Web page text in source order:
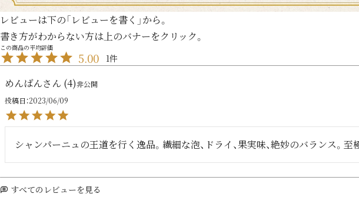
レビューは下の「レビューを書く」から。
書き方がわからない方は上のバナーをクリック。
5.00 1
めんばん 4 非公開
投稿日 2023/06/09
シャンパーニュの王道を行く逸品。繊細な泡、ドライ、果実味、絶妙のバランス。至
すべてのレビューを見る